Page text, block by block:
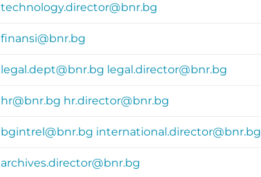
technology.director@bnr.bg
finansi@bnr.bg
legal.dept@bnr.bg legal.director@bnr.bg
hr@bnr.bg hr.director@bnr.bg
bgintrel@bnr.bg international.director@bnr.bg
archives.director@bnr.bg